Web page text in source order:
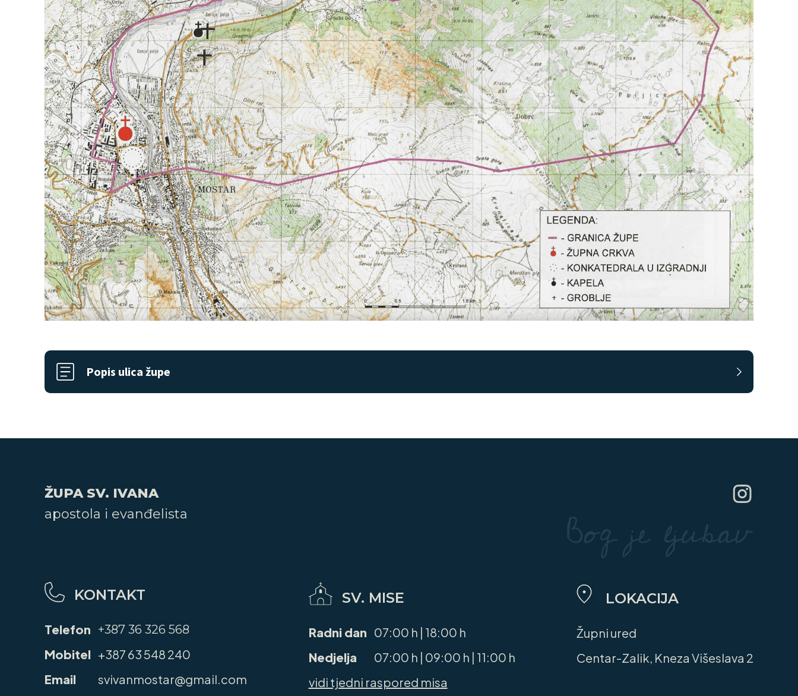
Popis ulica župe
ŽUPA SV. IVANA
apostola i evanđelista
KONTAKT
Telefon +387 36 326 568
Mobitel +387 63 548 240
Email
svivanmostar@gmail.com
SV. MISE
Radni dan 07:00 h | 18:00 h
Nedjelja
07:00 h | 09:00 h | 11:00 h
vidi tjedni raspored misa
LOKACIJA
Župni ured
Centar-Zalik, Kneza Višeslava 2